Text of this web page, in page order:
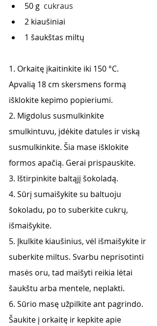
50 g cukraus
2 kiaušiniai
1 šaukštas miltų
1. Orkaitę įkaitinkite iki 150 °C.
Apvalią 18 cm skersmens formą
išklokite kepimo popieriumi.
2. Migdolus susmulkinkite
smulkintuvu, įdėkite datules ir viską
susmulkinkite. Šia mase išklokite
formos apačią. Gerai prispauskite.
3. Ištirpinkite baltąjį šokoladą.
4. Sūrį sumaišykite su baltuoju
šokoladu, po to suberkite cukrų,
išmaišykite.
5. Įkulkite kiaušinius, vėl išmaišykite ir
suberkite miltus. Svarbu neprisotinti
masės oru, tad maišyti reikia lėtai
šaukštu arba mentele, neplakti.
6. Sūrio masę užpilkite ant pagrindo.
Šaukite į orkaitę ir kepkite apie